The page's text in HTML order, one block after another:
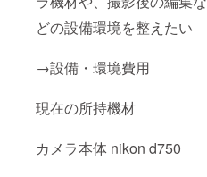
どの設備環境を整えたい
→設備・環境費用
現在の所持機材
カメラ本体 nikon d750